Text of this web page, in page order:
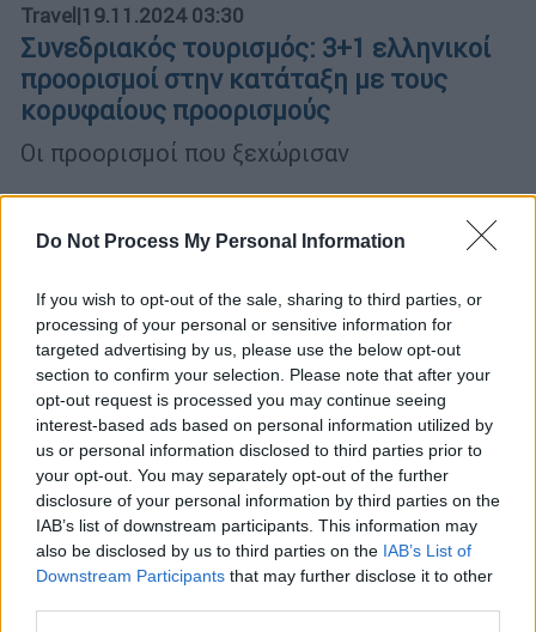
Do Not Process My Personal Information
If you wish to opt-out of the sale, sharing to third parties, or
processing of your personal or sensitive information for
targeted advertising by us, please use the below opt-out
section to confirm your selection. Please note that after your
opt-out request is processed you may continue seeing
interest-based ads based on personal information utilized by
us or personal information disclosed to third parties prior to
your opt-out. You may separately opt-out of the further
disclosure of your personal information by third parties on the
IAB’s list of downstream participants. This information may
also be disclosed by us to third parties on the IAB’s List of
Downstream Participants that may further disclose it to other
Travel |19.11.2024 03:30
Συνεδριακός τουρισμός: 3+1 ελληνικοί
προορισμοί στην κατάταξη με τους
κορυφαίους προορισμούς
Οι προορισμοί που ξεχώρισαν
06.11.2024 22:19